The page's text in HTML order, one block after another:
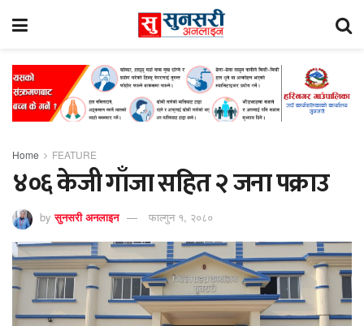
Home FEATURE
४०६ केजी गाँजा सहित २ जना पक्राउ
by सुनसरी अनलाइन फाल्गुन १, २०८०